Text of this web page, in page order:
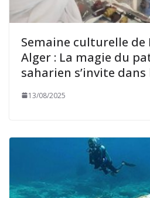
Semaine culturelle de
Alger : La magie du
saharien s’invite
13/08/2025